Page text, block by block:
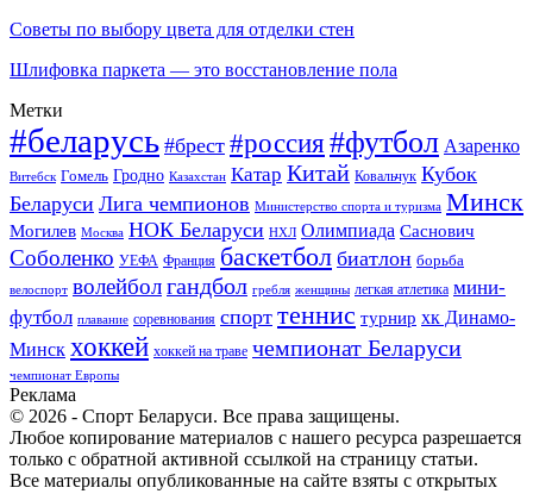
Советы по выбору цвета для отделки стен
Шлифовка паркета — это восстановление пола
Метки
#беларусь #брест #россия#футбол Азаренко
Витебск Гомель Гродно Казахстан Катар Китай Ковальчук Кубок
Беларуси Лига чемпионов Министерство спорта и туризма Минск
Могилев Москва НОК Беларуси НХЛ Олимпиада Саснович
Соболенко УЕФА Франция баскетбол биатлон борьба
велоспорт волейболгандбол гребля женщины легкая атлетика мини-
футбол плавание соревнования спорт теннис турнир хк Динамо-
Минск хоккей хоккей на траве чемпионат Беларуси
чемпионат Европы
Реклама
© 2026 - Спорт Беларуси. Все права защищены.
Любое копирование материалов с нашего ресурса разрешается
только с обратной активной ссылкой на страницу статьи.
Все материалы опубликованные на сайте взяты с открытых